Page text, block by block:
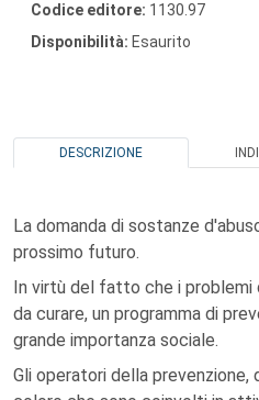
Codice editore: 1130.97
Disponibilità: Esaurito
DESCRIZIONE
La domanda di sostanze
prossimo futuro.
In virtù del fatto che i problemi
da curare, un programma di
grande importanza sociale.
Gli operatori della prevenzione,